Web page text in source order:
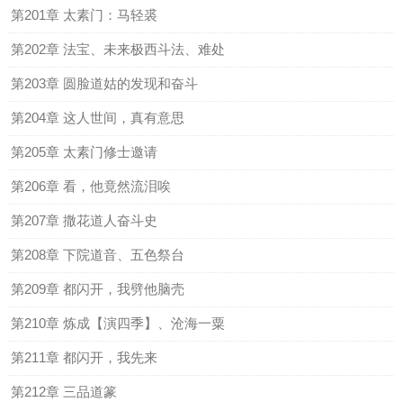
第201章 太素门：马轻裘
第202章 法宝、未来极西斗法、难处
第203章 圆脸道姑的发现和奋斗
第204章 这人世间，真有意思
第205章 太素门修士邀请
第206章 看，他竟然流泪唉
第207章 撒花道人奋斗史
第208章 下院道音、五色祭台
第209章 都闪开，我劈他脑壳
第210章 炼成【演四季】、沧海一粟
第211章 都闪开，我先来
第212章 三品道篆